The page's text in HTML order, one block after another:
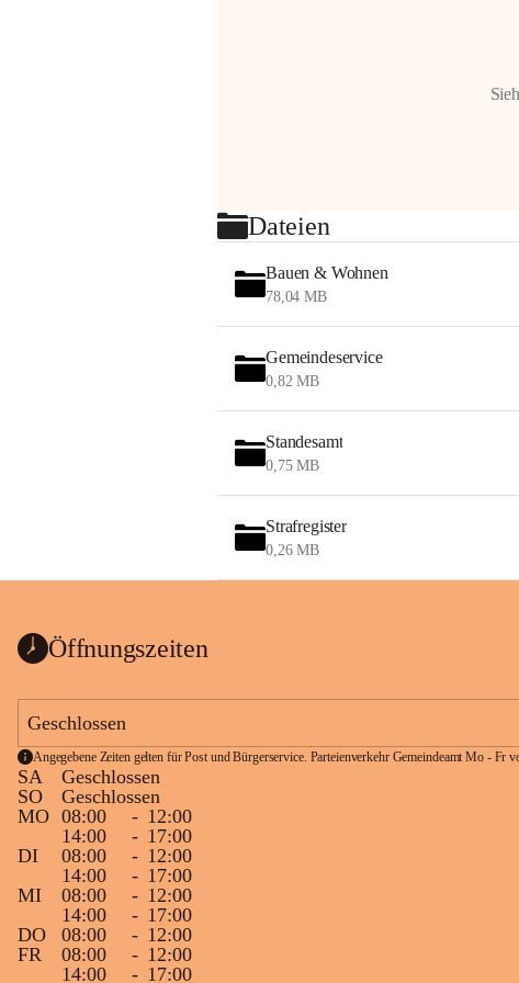
Dateien
Bauen & Wohnen
78,04 MB
Gemeindeservice
0,82 MB
Standesamt
0,75 MB
Strafregister
0,26 MB
Öffnungszeiten
Geschlossen
Angegebene Zeiten gelten für Post und Bürgerservice. Parteienverkehr Gemeindeamt Mo - Fr
SA
Geschlossen
SO
Geschlossen
MO 08:00 - 12:00
14:00
- 17:00
DI
08:00 - 12:00
14:00
- 17:00
MI
08:00 - 12:00
14:00
- 17:00
DO
08:00 - 12:00
FR
08:00 - 12:00
14:00
- 17:00